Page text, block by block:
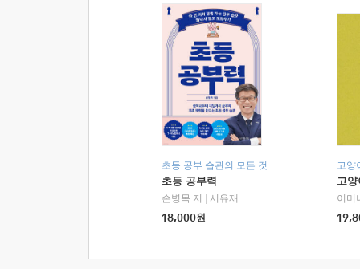
초등 공부 습관의 모든 것
초등 공부력
손병목 저
서유재
18,000원
고양
고
이미